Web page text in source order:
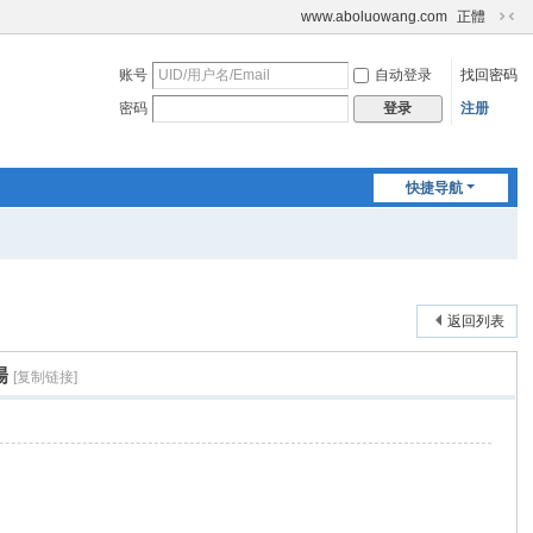
www.aboluowang.com 正體
切
到
账号 自动登录
找回密码
密码
登录 注册
快捷导航
返回列表
[复制链接]